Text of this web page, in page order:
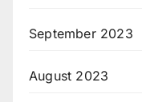
September 2023
August 2023